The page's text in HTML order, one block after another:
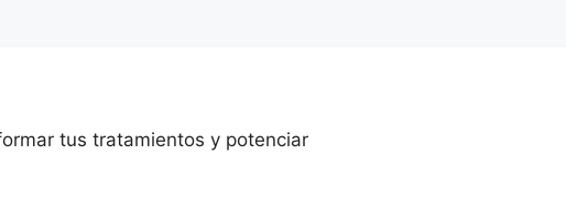
tus tratamientos y potenciar